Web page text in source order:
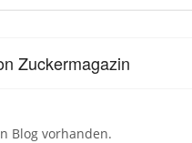
Zuckermagazin
Blog vorhanden.